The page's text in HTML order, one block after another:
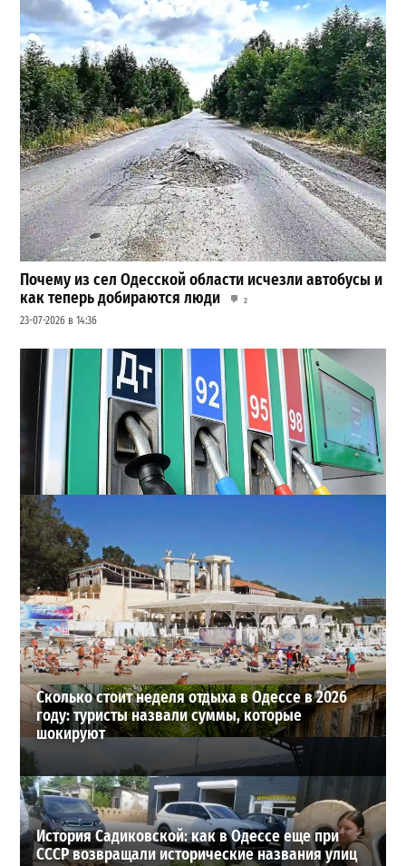
Почему из сел Одесской области исчезли автобусы и
как теперь добираются люди
2
23-07-2026 в 14:36
Неприятный сюрприз для водителей Одессы: на АЗС
снова взлетели цены
2
28-07-2026 в 06:47
ВИБОР РЕДАКЦИИ
Сколько стоит неделя отдыха в Одессе в 2026
году: туристы назвали суммы, которые
шокируют
История Садиковской: как в Одессе еще при
СССР возвращали исторические названия улиц